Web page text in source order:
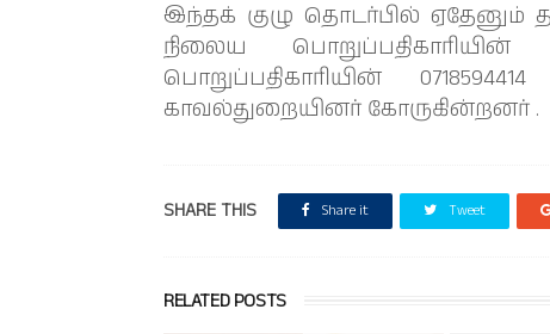
இந்தக் குழு தொடர்பில் ஏதேனும்
நிலைய பொறுப்பதிகாரியின்
பொறுப்பதிகாரியின்
காவல்துறையினர் கோருகின்றனர் .
SHARE THIS Share it Tweet
RELATED POSTS